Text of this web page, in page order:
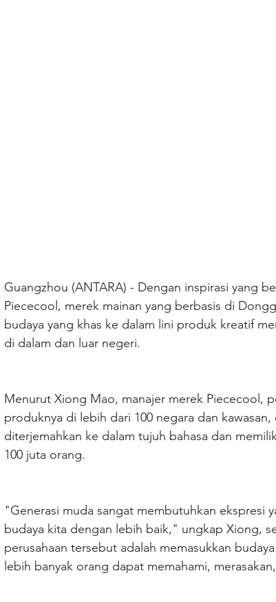
Guangzhou (ANTARA) - Dengan inspirasi yang
Piececool, merek mainan yang berbasis di
budaya yang khas ke dalam lini produk kreatif
di dalam dan luar negeri.
Menurut Xiong Mao, manajer merek Piececool,
produknya di lebih dari 100 negara dan
diterjemahkan ke dalam tujuh bahasa dan
100 juta orang.
"Generasi muda sangat membutuhkan ekspresi
budaya kita dengan lebih baik," ungkap Xiong,
perusahaan tersebut adalah memasukkan
lebih banyak orang dapat memahami,